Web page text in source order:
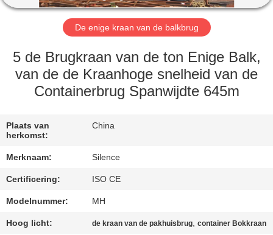
FABRIEKSREIS
KWALITEITSCONTROLE
CONTACTEER
EEN
CITAAT
De enige kraan van de balkbrug
5 de Brugkraan van de ton Enige Balk,
van de de Kraanhoge snelheid van de
Containerbrug Spanwijdte 645m
Plaats van
herkomst:
China
Merknaam: Silence
Certificering: ISO CE
Modelnummer: MH
Hoog licht: de kraan van de pakhuisbrug,container Bokkraan